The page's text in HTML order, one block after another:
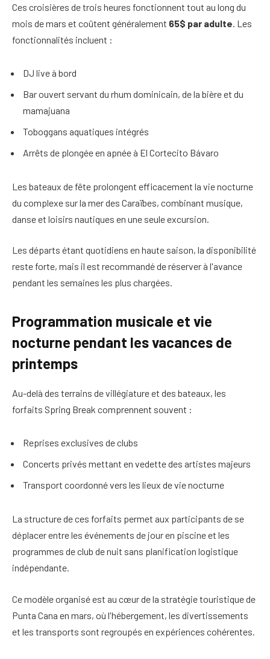
Ces croisières de trois heures fonctionnent tout au long du
mois de mars et coûtent généralement 65$ par adulte . Les
fonctionnalités incluent :
DJ live à bord
Bar ouvert servant du rhum dominicain, de la bière et du
mamajuana
Toboggans aquatiques intégrés
Arrêts de plongée en apnée à El Cortecito Bávaro
Les bateaux de fête prolongent efficacement la vie nocturne
du complexe sur la mer des Caraïbes, combinant musique,
danse et loisirs nautiques en une seule excursion.
Les départs étant quotidiens en haute saison, la disponibilité
reste forte, mais il est recommandé de réserver à l'avance
pendant les semaines les plus chargées.
Programmation musicale et vie
nocturne pendant les vacances de
printemps
Au-delà des terrains de villégiature et des bateaux, les
forfaits Spring Break comprennent souvent :
Reprises exclusives de clubs
Concerts privés mettant en vedette des artistes majeurs
Transport coordonné vers les lieux de vie nocturne
La structure de ces forfaits permet aux participants de se
déplacer entre les événements de jour en piscine et les
programmes de club de nuit sans planification logistique
indépendante.
Ce modèle organisé est au cœur de la stratégie touristique de
Punta Cana en mars, où l'hébergement, les divertissements
et les transports sont regroupés en expériences cohérentes.